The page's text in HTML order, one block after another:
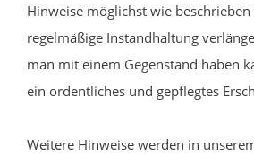
Hinweise möglichst wie beschrieben
regelmäßige Instandhaltung
man mit einem Gegenstand haben
ein ordentliches und gepflegtes
Weitere Hinweise werden in